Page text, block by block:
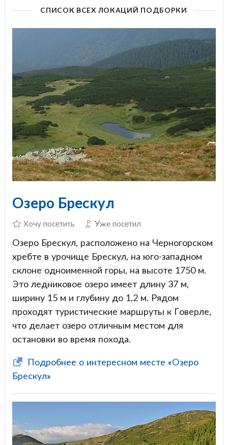
СПИСОК ВСЕХ ЛОКАЦИЙ ПОДБОРКИ
Озеро Брескул
Хочу посетить Уже посетил
Озеро Брескул, расположено на Черногорском
хребте в урочище Брескул, на юго-западном
склоне одноименной горы, на высоте 1750 м.
Это ледниковое озеро имеет длину 37 м,
ширину 15 м и глубину до 1,2 м. Рядом
проходят туристические маршруты к Говерле,
что делает озеро отличным местом для
остановки во время похода.
Подробнее о интересном месте «Озеро
Брескул»